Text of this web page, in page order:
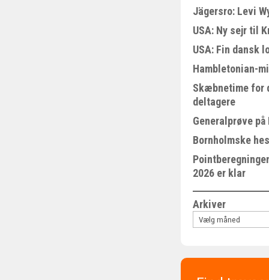
Jägersro: Levi
USA: Ny sejr til
USA: Fin dansk
Hambletonian-
Skæbnetime for
deltagere
Generalprøve
Bornholmske
2026 er klar
Arkiver